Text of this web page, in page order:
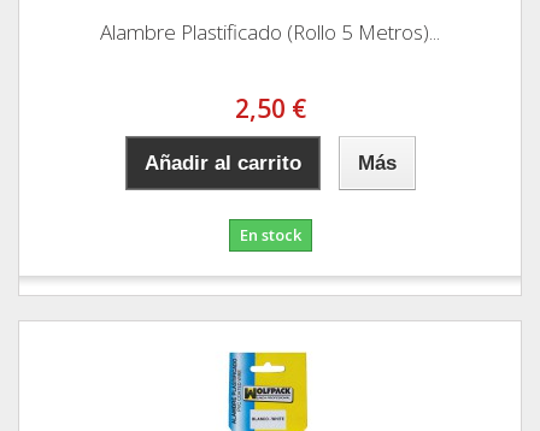
Alambre Plastificado (Rollo 5 Metros)...
2,50 €
Añadir al carrito Más
En stock